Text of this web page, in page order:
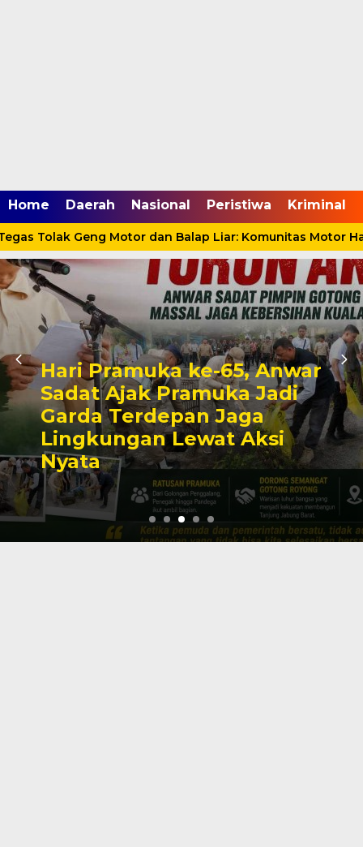
Home Daerah Nasional Peristiwa Kriminal
Tolak Geng Motor dan Balap Liar: Komunitas Motor
Hari Pramuka ke-65, Anwar
Sadat Ajak Pramuka Jadi
Garda Terdepan Jaga
Lingkungan Lewat Aksi
Nyata